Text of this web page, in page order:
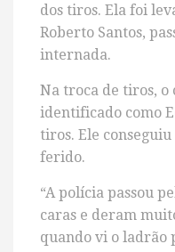
dos tiros. Ela foi
Roberto Santos,
internada.
Na troca de tiros, o
identificado como
tiros. Ele
ferido.
“A polícia passou
caras e deram
quando vi o ladrão